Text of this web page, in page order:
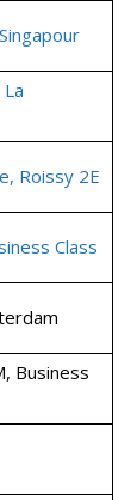
Roissy 2E
Class
Business